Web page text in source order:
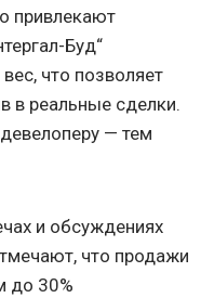
привлекают
Буд“
что позволяет
в реальные сделки.
— тем
и обсуждениях
что продажи
до 30%